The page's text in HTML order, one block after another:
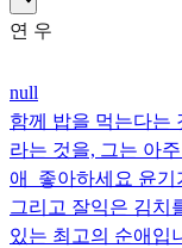
연 우
null
함께 밥을 먹는다는
라는 것을, 그는 아
애_좋아하세요 윤
그리고 잘익은 김치
있는 최고의 순애입